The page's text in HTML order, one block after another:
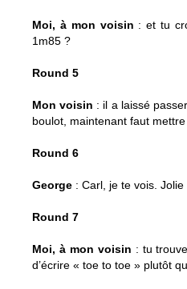
Moi, à mon voisin : et tu
1m85 ?
Round 5
Mon voisin : il a laissé
boulot, maintenant faut
Round 6
George : Carl, je te vois.
Round 7
Moi, à mon voisin : tu
d’écrire « toe to toe » plutôt